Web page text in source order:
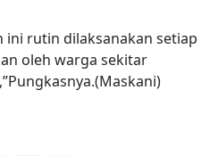
ini rutin dilaksanakan setiap
oleh warga sekitar